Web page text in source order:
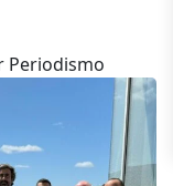
Periodismo